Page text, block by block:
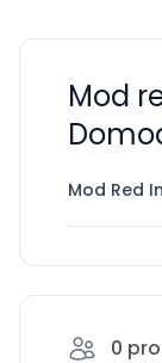
Mod
Mod Red
0